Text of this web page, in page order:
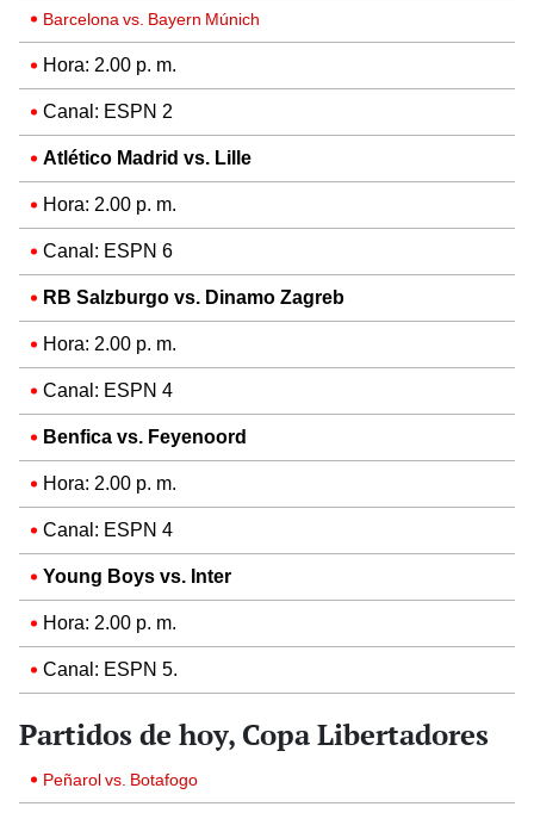
Barcelona vs. Bayern Múnich
Hora: 2.00 p. m.
Canal: ESPN 2
Atlético Madrid vs. Lille
Hora: 2.00 p. m.
Canal: ESPN 6
RB Salzburgo vs. Dinamo Zagreb
Hora: 2.00 p. m.
Canal: ESPN 4
Benfica vs. Feyenoord
Hora: 2.00 p. m.
Canal: ESPN 4
Young Boys vs. Inter
Hora: 2.00 p. m.
Canal: ESPN 5.
Partidos de hoy, Copa Libertadores
Peñarol vs. Botafogo